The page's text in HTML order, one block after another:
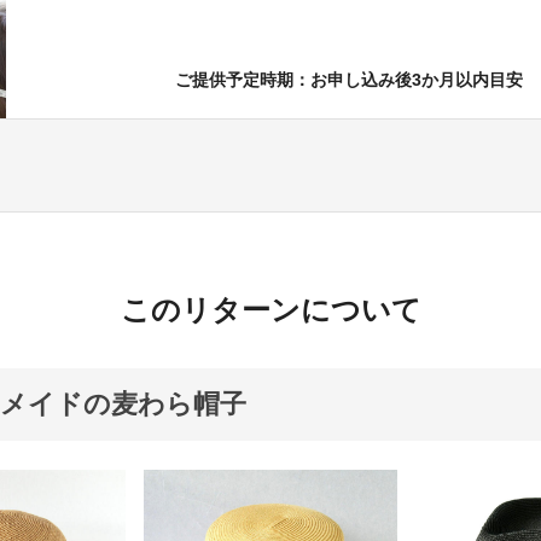
ご提供予定時期：お申し込み後3か月以内目安
このリターンについて
イドの麦わら帽子